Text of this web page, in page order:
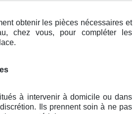
obtenir les pièces nécessaires et
chez vous, pour compléter les
à intervenir à domicile ou dans
Ils prennent soin à ne pas